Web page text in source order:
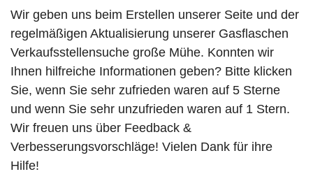
Wir geben uns beim Erstellen unserer Seite und der
regelmäßigen Aktualisierung unserer Gasflaschen
Verkaufsstellensuche große Mühe. Konnten wir
Ihnen hilfreiche Informationen geben? Bitte klicken
Sie, wenn Sie sehr zufrieden waren auf 5 Sterne
und wenn Sie sehr unzufrieden waren auf 1 Stern.
Wir freuen uns über Feedback &
Verbesserungsvorschläge! Vielen Dank für ihre
Hilfe!